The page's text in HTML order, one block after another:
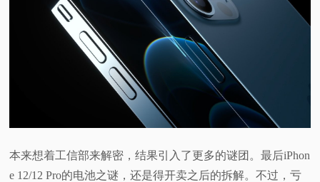
本来想着工信部来解密，结果引入了更多的谜团。最后iPhon
e 12/12 Pro的电池之谜，还是得开卖之后的拆解。不过，亏